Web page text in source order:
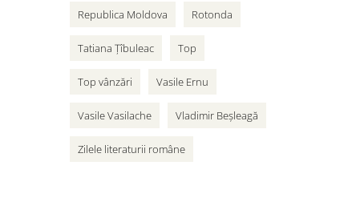
Republica Moldova Rotonda
Tatiana Țîbuleac Top
Top vânzări Vasile Ernu
Vasile Vasilache Vladimir Beșleagă
Zilele literaturii române